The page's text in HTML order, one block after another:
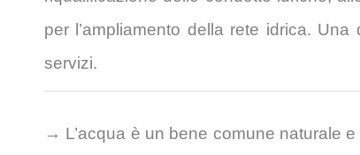
per l’ampliamento della rete idrica.
servizi.
→ L’acqua è un bene comune naturale